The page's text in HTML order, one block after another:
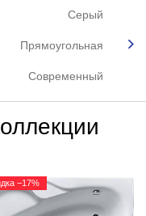
Серый
Прямоугольная
Современный
−17%